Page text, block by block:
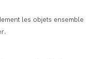
les objets ensemble